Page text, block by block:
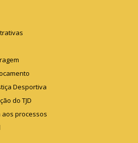
Desportiva
do TJD
aos processos